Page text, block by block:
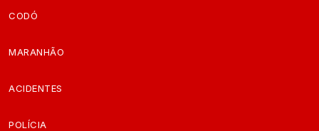
CODÓ
MARANHÃO
ACIDENTES
POLÍCIA